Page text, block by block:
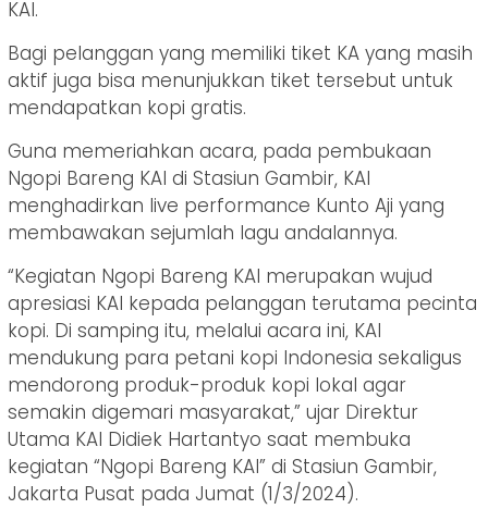
KAI.
Bagi pelanggan yang memiliki tiket KA yang masih
aktif juga bisa menunjukkan tiket tersebut untuk
mendapatkan kopi gratis.
Guna memeriahkan acara, pada pembukaan
Ngopi Bareng KAI di Stasiun Gambir, KAI
menghadirkan live performance Kunto Aji yang
membawakan sejumlah lagu andalannya.
“Kegiatan Ngopi Bareng KAI merupakan wujud
apresiasi KAI kepada pelanggan terutama pecinta
kopi. Di samping itu, melalui acara ini, KAI
mendukung para petani kopi Indonesia sekaligus
mendorong produk-produk kopi lokal agar
semakin digemari masyarakat,” ujar Direktur
Utama KAI Didiek Hartantyo saat membuka
kegiatan “Ngopi Bareng KAI” di Stasiun Gambir,
Jakarta Pusat pada Jumat (1/3/2024).